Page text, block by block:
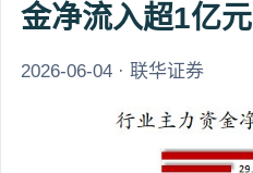
金净流入超1亿元
2026-06-04 · 联华证券